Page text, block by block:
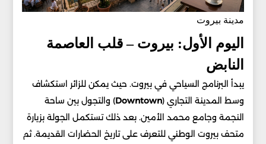
مدينة بيروت
اليوم الأول: بيروت – قلب العاصمة
النابض
يبدأ البرنامج السياحي في بيروت. حيث يمكن للزائر استكشاف
وسط المدينة التجاري (Downtown) والتجول بين ساحة
النجمة وجامع محمد الأمين. بعد ذلك تستكمل الجولة بزيارة
متحف بيروت الوطني للتعرف على تاريخ الحضارات القديمة. ثم